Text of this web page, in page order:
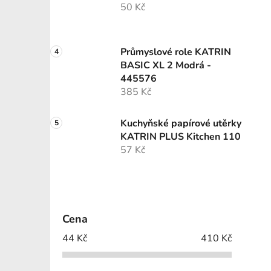
50 Kč
Průmyslové role KATRIN
BASIC XL 2 Modrá -
445576
385 Kč
Kuchyňské papírové utěrky
KATRIN PLUS Kitchen 110
57 Kč
Cena
44 Kč 410 Kč